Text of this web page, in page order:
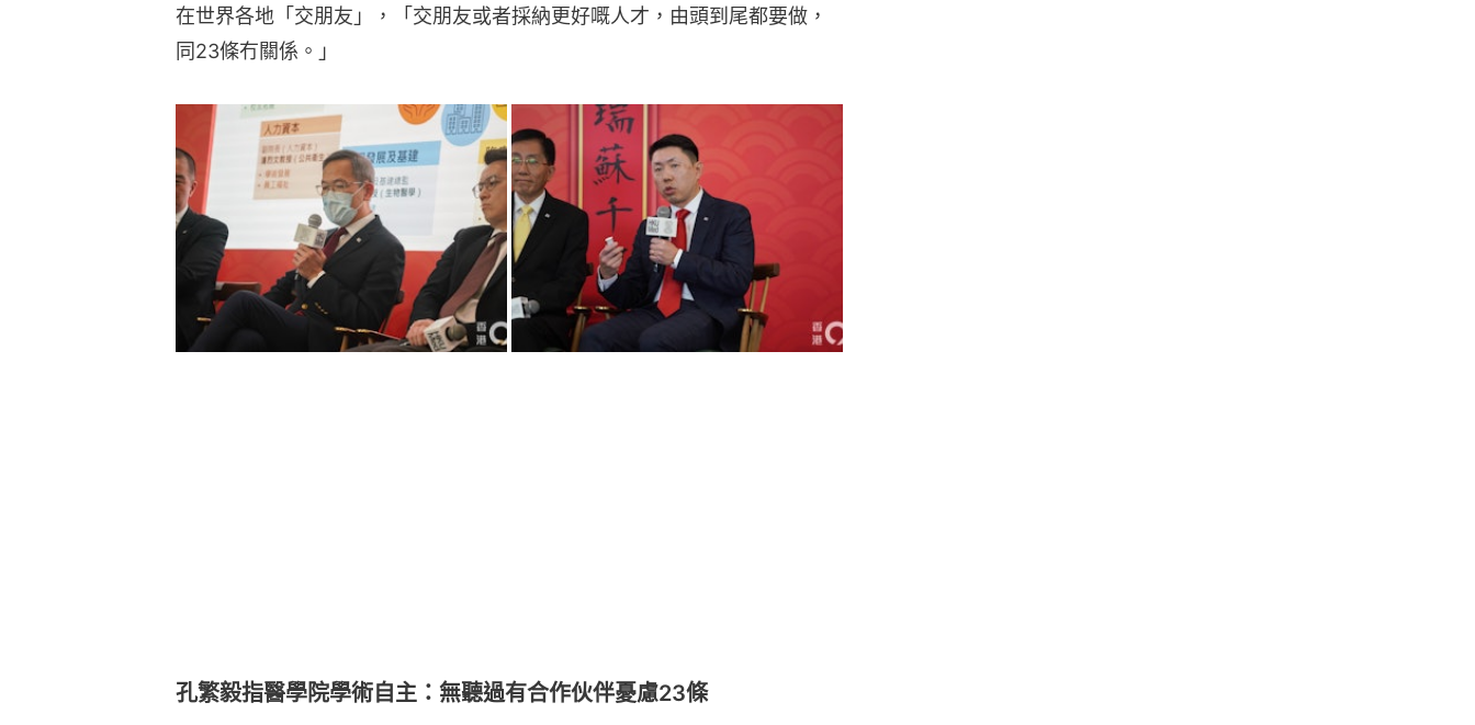
在世界各地「交朋友」，「交朋友或者採納更好嘅人才，由頭到尾都要做，
同23條冇關係。」
孔繁毅指醫學院學術自主：無聽過有合作伙伴憂慮23條